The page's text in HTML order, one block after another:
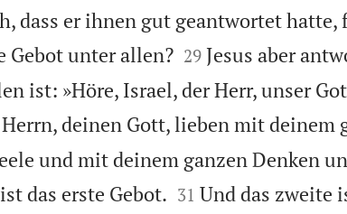
dass er ihnen gut geantwortet hatte,
Gebot unter allen?
29 Jesus aber
ist: »Höre, Israel, der Herr, unser
deinen Gott, lieben mit deinem
und mit deinem ganzen Denken
das erste Gebot.
31 Und das zweite